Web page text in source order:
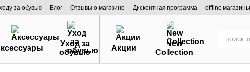
за обувью Блог Отзывы о магазине Дисконтная программа offline магазины
Уход за
обувью
Акции
New
Collection